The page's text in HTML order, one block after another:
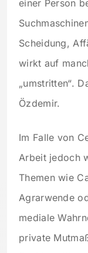
einer Person
Scheidung,
wirkt auf
„umstritten“.
Özdemir.
Im Falle von
Arbeit jedoch
Themen wie
Agrarwende
mediale
private